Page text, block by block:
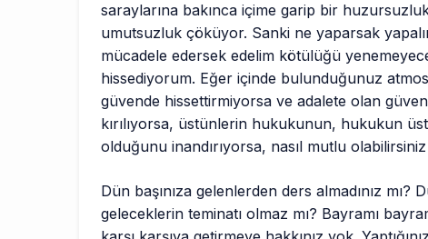
saraylarına bakınca içime garip bir
umutsuzluk çöküyor. Sanki ne yaparsak
mücadele edersek edelim kötülüğü
hissediyorum. Eğer içinde bulunduğunuz
güvende hissettirmiyorsa ve adalete olan
kırılıyorsa, üstünlerin hukukunun, hukukun
olduğunu inandırıyorsa, nasıl mutlu
Dün başınıza gelenlerden ders almadınız mı?
geleceklerin teminatı olmaz mı? Bayramı